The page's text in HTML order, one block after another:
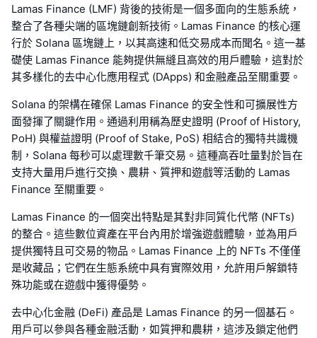
Lamas Finance (LMF) 背後的技術是一個多面向的生態系統，
整合了各種尖端的區塊鏈創新技術。Lamas Finance 的核心運
行於 Solana 區塊鏈上，以其高速和低交易成本而聞名。這一基
礎使 Lamas Finance 能夠提供無縫且高效的用戶體驗，這對於
其多樣化的去中心化應用程式 (DApps) 和金融產品至關重要。
Solana 的架構在確保 Lamas Finance 的安全性和可擴展性方
面發揮了關鍵作用。通過利用稱為歷史證明 (Proof of History,
PoH) 與權益證明 (Proof of Stake, PoS) 相結合的獨特共識機
制，Solana 每秒可以處理數千筆交易。這種高吞吐量對於旨在
支持大量用戶進行交換、農耕、質押和遊戲等活動的 Lamas
Finance 至關重要。
Lamas Finance 的一個突出特點是其對非同質化代幣 (NFTs)
的整合。這些數位資產在平台內用於增強遊戲體驗，並為用戶
提供獨特且可交易的物品。Lamas Finance 上的 NFTs 不僅僅
是收藏品；它們在生態系統中具有實際效用，允許用戶解鎖特
殊功能或在遊戲中獲得優勢。
去中心化金融 (DeFi) 產品是 Lamas Finance 的另一個基石。
用戶可以參與各種金融活動，如質押和農耕，這涉及鎖定他們